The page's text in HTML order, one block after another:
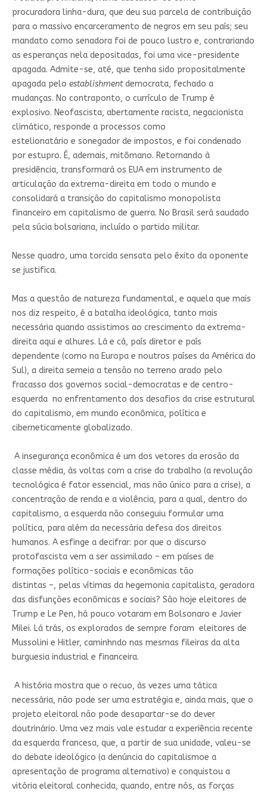
procuradora linha-dura, que deu sua parcela de contribuição
para o massivo encarceramento de negros em seu país; seu
mandato como senadora foi de pouco lustro e, contrariando
as esperanças nela depositadas, foi uma vice-presidente
apagada. Admite-se, até, que tenha sido propositalmente
apagada pelo establishmentdemocrata, fechado a
mudanças. No contraponto, o currículo de Trump é
explosivo. Neofascista, abertamente racista, negacionista
climático, responde a processos como
estelionatário e sonegador de impostos, e foi condenado
por estupro. É, ademais, mitômano. Retornando à
presidência, transformará os EUA em instrumento de
articulação da extrema-direita em todo o mundo e
consolidará a transição do capitalismo monopolista
financeiro em capitalismo de guerra. No Brasil será saudado
pela súcia bolsariana, incluído o partido militar.
Nesse quadro, uma torcida sensata pelo êxito da oponente
se justifica.
Mas a questão de natureza fundamental, e aquela que mais
nos diz respeito, é a batalha ideológica, tanto mais
necessária quando assistimos ao crescimento da extrema-
direita aqui e alhures. Lá e cá, país diretor e país
dependente (como na Europa e noutros países da América do
Sul), a direita semeia a tensão no terreno arado pelo
fracasso dos governos social-democratas e de centro-
esquerda no enfrentamento dos desafios da crise estrutural
do capitalismo, em mundo econômica, política e
ciberneticamente globalizado.
A insegurança econômica é um dos vetores da erosão da
classe média, às voltas com a crise do trabalho (a revolução
tecnológica é fator essencial, mas não único para a crise), a
concentração de renda e a violência, para a qual, dentro do
capitalismo, a esquerda não conseguiu formular uma
política, para além da necessária defesa dos direitos
humanos. A esfinge a decifrar: por que o discurso
protofascista vem a ser assimilado – em países de
formações político-sociais e econômicas tão
distintas –, pelas vítimas da hegemonia capitalista, geradora
das disfunções econômicas e sociais? São hoje eleitores de
Trump e Le Pen, há pouco votaram em Bolsonaro e Javier
Milei. Lá trás, os explorados de sempre foram eleitores de
Mussolini e Hitler, caminhndo nas mesmas fileiras da alta
burguesia industrial e financeira.
A história mostra que o recuo, às vezes uma tática
necessária, não pode ser uma estratégia e, ainda mais, que o
projeto eleitoral não pode desapartar-se do dever
doutrinário. Uma vez mais vale estudar a experiência recente
da esquerda francesa, que, a partir de sua unidade, valeu-se
do debate ideológico (a denúncia do capitalismoe a
apresentação de programa alternativo) e conquistou a
vitória eleitoral conhecida, quando, entre nós, as forças